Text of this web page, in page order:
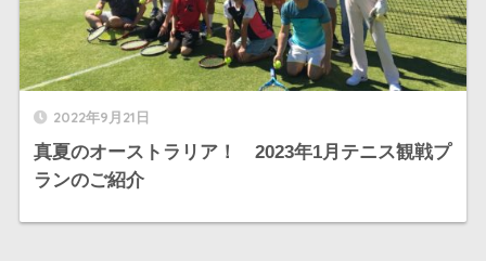
2022年9月21日
真夏のオーストラリア！ 2023年1月テニス観戦プ
ランのご紹介